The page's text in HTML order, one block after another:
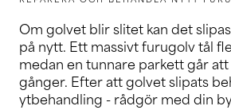
Om golvet blir slitet kan det
på nytt. Ett massivt furugolv tål
medan en tunnare parkett går att
gånger. Efter att golvet slipats
ytbehandling - rådgör med din